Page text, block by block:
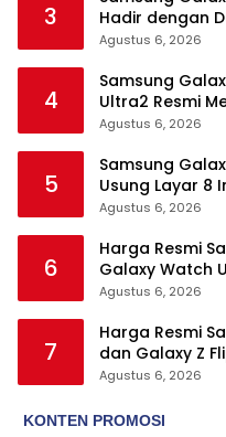
3
Hadir dengan
Agustus 6, 2026
4
Samsung
Ultra2 Resmi
Wear Elite, dan
Agustus 6, 2026
5
Samsung
Usung Layar 8
Snapdragon 8
Agustus 6, 2026
6
Harga Resmi
Galaxy Watch
Jutaan
Agustus 6, 2026
7
Harga Resmi
dan Galaxy Z
Jutaan
Agustus 6, 2026